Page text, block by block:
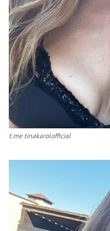
t.me tinakarolofficial